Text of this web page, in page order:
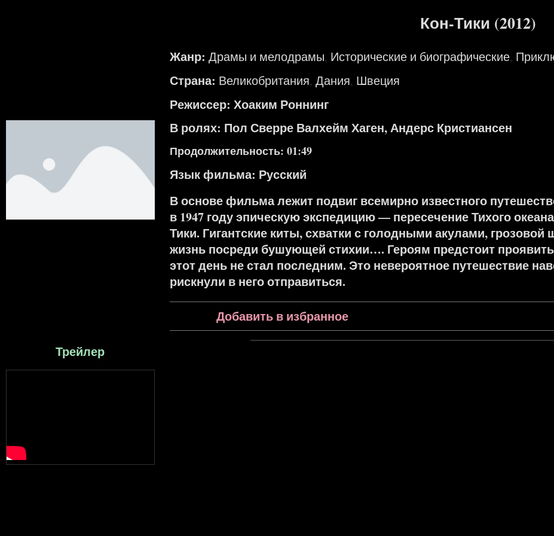
Кон-Тики (2012)
Жанр: Драмы и мелодрамы, Исторические и биографические,
Страна: Великобритания, Дания, Швеция
Режиссер: Хоаким Роннинг
В ролях: Пол Сверре Валхейм Хаген, Андерс Кристиансен
Продолжительность: 01:49
Язык фильма: Русский
В основе фильма лежит подвиг всемирно известного
в 1947 году эпическую экспедицию — пересечение Тихого
Тики. Гигантские киты, схватки с голодными акулами,
жизнь посреди бушующей стихии…. Героям предстоит
этот день не стал последним. Это невероятное путешествие
рискнули в него отправиться.
Добавить в избранное
Трейлер